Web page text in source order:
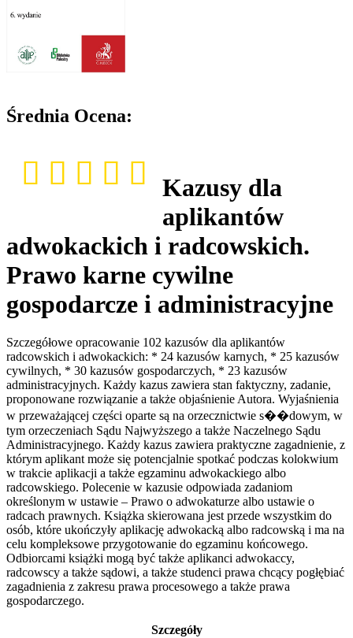
Średnia Ocena:
Kazusy dla
aplikantów
adwokackich i radcowskich.
Prawo karne cywilne
gospodarcze i administracyjne
Szczegółowe opracowanie 102 kazusów dla aplikantów
radcowskich i adwokackich: * 24 kazusów karnych, * 25 kazusów
cywilnych, * 30 kazusów gospodarczych, * 23 kazusów
administracyjnych. Każdy kazus zawiera stan faktyczny, zadanie,
proponowane rozwiązanie a także objaśnienie Autora. Wyjaśnienia
w przeważającej części oparte są na orzecznictwie s��dowym, w
tym orzeczeniach Sądu Najwyższego a także Naczelnego Sądu
Administracyjnego. Każdy kazus zawiera praktyczne zagadnienie, z
którym aplikant może się potencjalnie spotkać podczas kolokwium
w trakcie aplikacji a także egzaminu adwokackiego albo
radcowskiego. Polecenie w kazusie odpowiada zadaniom
określonym w ustawie – Prawo o adwokaturze albo ustawie o
radcach prawnych. Książka skierowana jest przede wszystkim do
osób, które ukończyły aplikację adwokacką albo radcowską i ma na
celu kompleksowe przygotowanie do egzaminu końcowego.
Odbiorcami książki mogą być także aplikanci adwokaccy,
radcowscy a także sądowi, a także studenci prawa chcący pogłębiać
zagadnienia z zakresu prawa procesowego a także prawa
gospodarczego.
Szczegóły